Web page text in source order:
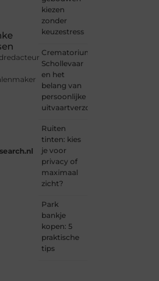
kiezen
zonder
keuzestress
Crematorium
Schollevaar
en het
belang van
persoonlijke
uitvaartverzorging
Ruiten
tinten: kies
je voor
privacy of
maximaal
zicht?
Park
bankje
kopen: 5
praktische
tips